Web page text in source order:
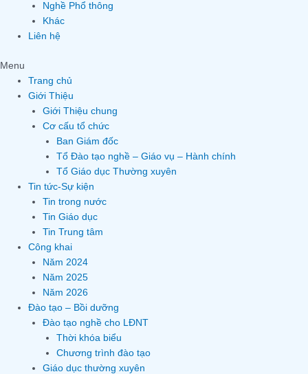
Nghề Phổ thông
Khác
Liên hệ
Menu
Trang chủ
Giới Thiệu
Giới Thiệu chung
Cơ cấu tổ chức
Ban Giám đốc
Tổ Đào tạo nghề – Giáo vụ – Hành chính
Tổ Giáo dục Thường xuyên
Tin tức-Sự kiện
Tin trong nước
Tin Giáo dục
Tin Trung tâm
Công khai
Năm 2024
Năm 2025
Năm 2026
Đào tạo – Bồi dưỡng
Đào tạo nghề cho LĐNT
Thời khóa biểu
Chương trình đào tạo
Giáo dục thường xuyên